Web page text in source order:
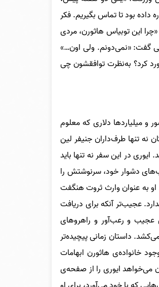
بود تا تماس بگیریم. فکر
این توبیاس هاثورن، مردی
گفت: «نمی‌دونم. ولی اون…»
کرد؟ به‌نظرت توافقشون چی
و میلیاردها دلاری که معلوم
نه تنها طرف‌داران جنیفر لین
ایوری در این سفر نه تنها باید
دشوار خود، سرنوشتش را
به عنوان وارث ثروت هنگفت
عجیب‌تر آنکه برای دریافت
عجیب و رعب‌آور و راهروهای
داستان زمانی پیچیده‌تر
خانواده‌ی هاثورن ابهامات
می‌خواهد ایوری را از صفحه‌ی